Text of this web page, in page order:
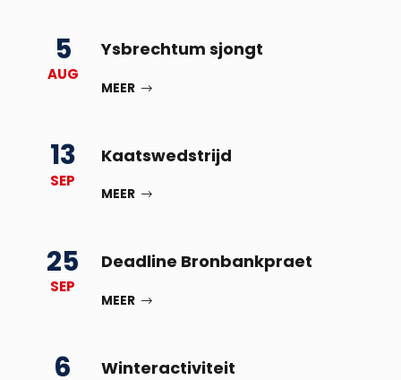
5
AUG
Ysbrechtum sjongt
MEER
13
SEP
Kaatswedstrijd
MEER
25
SEP
Deadline Bronbankpraet
MEER
6 Winteractiviteit